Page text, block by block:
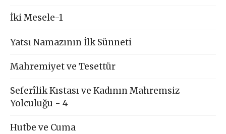
İki Mesele-1
Yatsı Namazının İlk Sünneti
Mahremiyet ve Tesettür
Seferîlik Kıstası ve Kadının Mahremsiz
Yolculuğu - 4
Hutbe ve Cuma